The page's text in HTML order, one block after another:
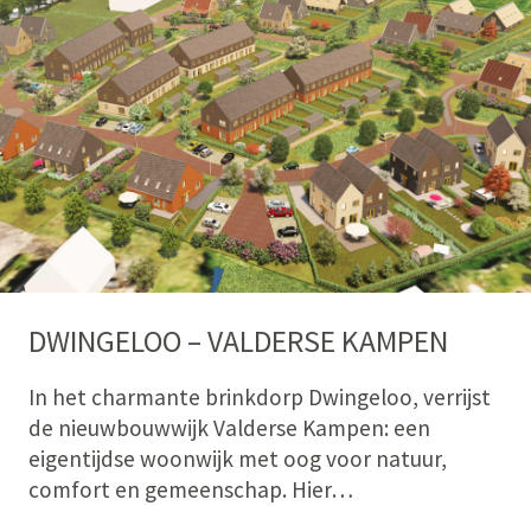
DWINGELOO – VALDERSE KAMPEN
In het charmante brinkdorp Dwingeloo, verrijst
de nieuwbouwwijk Valderse Kampen: een
eigentijdse woonwijk met oog voor natuur,
comfort en gemeenschap. Hier…